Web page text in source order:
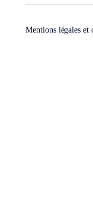
Mentions légales et